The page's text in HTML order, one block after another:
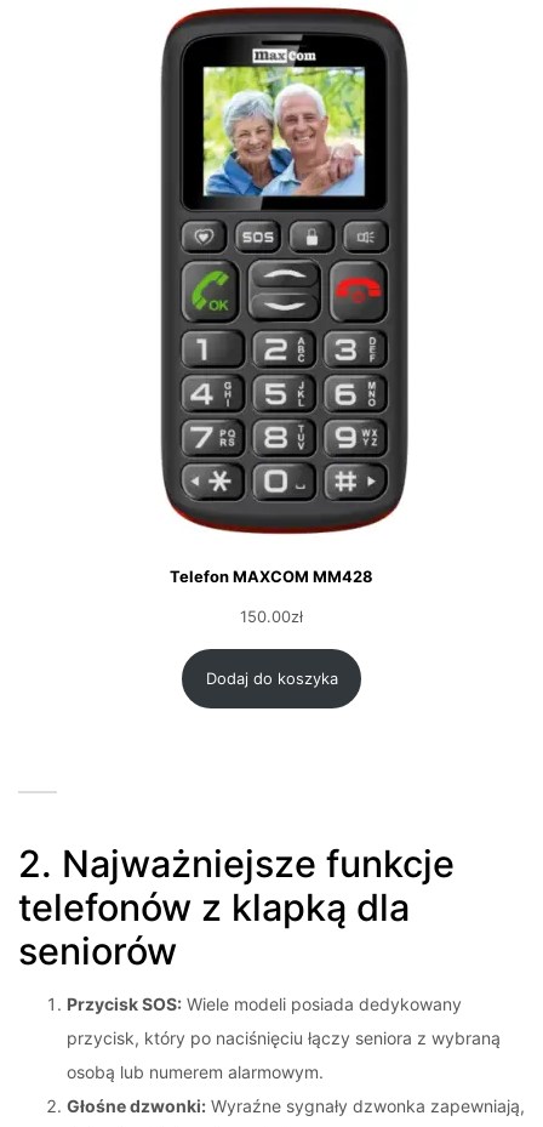
Telefon MAXCOM MM428
150.00zł
Dodaj do koszyka
2. Najważniejsze funkcje
telefonów z klapką dla
seniorów
Przycisk SOS: Wiele modeli posiada dedykowany
przycisk, który po naciśnięciu łączy seniora z wybraną
osobą lub numerem alarmowym.
Głośne dzwonki: Wyraźne sygnały dzwonka zapewniają,